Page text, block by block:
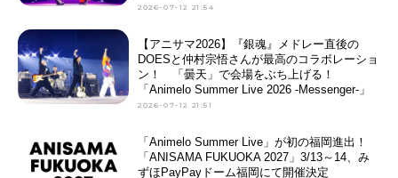
2026-07-12 21:54
【アニサマ2026】『銀魂』メドレー直後の
DOESと仲村宗悟さんが最高のコラボレーショ
ン！ 「曇天」で会場をぶち上げる！
「Animelo Summer Live 2026 -Messenger-」
2026-07-12 21:51
「Animelo Summer Live」が初の福岡進出！
「ANISAMA FUKUOKA 2027」3/13～14、み
ずほPayPayドーム福岡にて開催決定